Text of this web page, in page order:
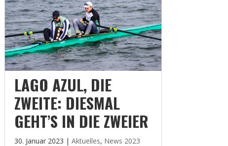
LAGO AZUL, DIE
ZWEITE: DIESMAL
GEHT’S IN DIE ZWEIER
30. Januar 2023 |Aktuelles, News 2023